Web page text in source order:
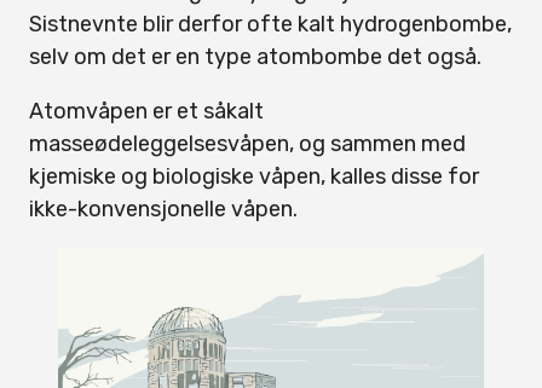
Sistnevnte blir derfor ofte kalt hydrogenbombe,
selv om det er en type atombombe det også.
Atomvåpen er et såkalt
masseødeleggelsesvåpen, og sammen med
kjemiske og biologiske våpen, kalles disse for
ikke-konvensjonelle våpen.